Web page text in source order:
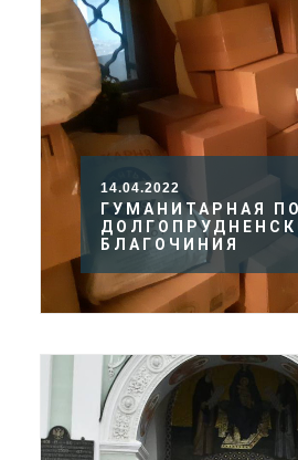
14.04.2022
ГУМАНИТАРНАЯ
БЛАГОЧИНИЯ